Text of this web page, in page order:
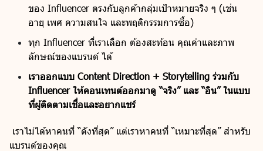
ของ Influencer ตรงกับลูกค้ากลุ่มเป้าหมายจริง ๆ (เช่น
อายุ เพศ ความสนใจ และพฤติกรรมการซื้อ)
ทุก Influencer ที่เราเลือก ต้องสะท้อน คุณค่าและภาพ
ลักษณ์ของแบรนด์ ได้
เราออกแบบ Content Direction + Storytelling ร่วมกับ
Influencer ให้คอนเทนต์ออกมาดู “จริง” และ “อิน” ในแบบ
ที่ผู้ติดตามเชื่อและอยากแชร์
เราไม่ได้หาคนที่ “ดังที่สุด” แต่เราหาคนที่ “เหมาะที่สุด” สำหรับ
แบรนด์ของคุณ